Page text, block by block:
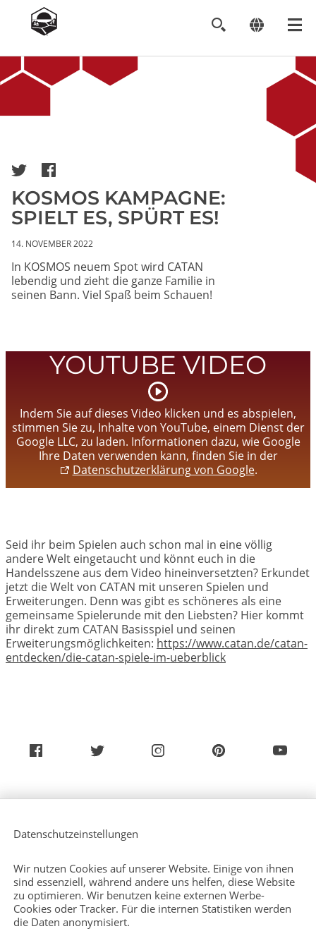
Datenschutzeinstellungen
Wir nutzen Cookies auf unserer Website. Einige von ihnen
sind essenziell, während andere uns helfen, diese Website
zu optimieren. Wir benutzen keine externen Werbe-
Cookies oder Tracker. Für die internen Statistiken werden
die Daten anonymisiert.
KOSMOS KAMPAGNE:
SPIELT ES, SPÜRT ES!
14. NOVEMBER 2022
In KOSMOS neuem Spot wird CATAN
lebendig und zieht die ganze Familie in
seinen Bann. Viel Spaß beim Schauen!
YOUTUBE VIDEO
Video
starten
Indem Sie auf dieses Video klicken und es abspielen,
stimmen Sie zu, Inhalte von YouTube, einem Dienst der
Google LLC, zu laden. Informationen dazu, wie Google
Ihre Daten verwenden kann, finden Sie in der
Datenschutzerklärung von Google.
Seid ihr beim Spielen auch schon mal in eine völlig
andere Welt eingetaucht und könnt euch in die
Handelsszene aus dem Video hineinversetzten? Erkundet
jetzt die Welt von CATAN mit unseren Spielen und
Erweiterungen. Denn was gibt es schöneres als eine
gemeinsame Spielerunde mit den Liebsten? Hier kommt
ihr direkt zum CATAN Basisspiel und seinen
Erweiterungsmöglichkeiten: https://www.catan.de/catan-
entdecken/die-catan-spiele-im-ueberblick
Sitemap